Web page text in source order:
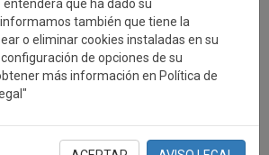
que ha dado su
también que tiene la
o eliminar cookies instaladas en su
de opciones de su
más información en Política de
DEPORTIVOS
encontrarás una gran variedad de
material y precio del trofeo.